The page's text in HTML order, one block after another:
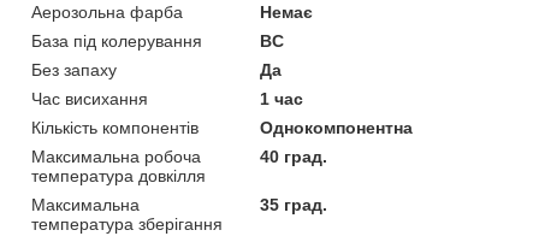
Аерозольна фарба
Немає
База під колерування
BC
Без запаху
Да
Час висихання
1 час
Кількість компонентів
Однокомпонентна
Максимальна робоча
температура довкілля
40 град.
Максимальна
температура зберігання
35 град.